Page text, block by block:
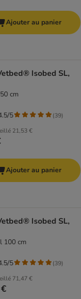
Ajouter au panier
Isobed SL,
cm
21,53 €
5 (39)
Ajouter au panier
Isobed SL,
100 cm
71,47 €
5 (39)